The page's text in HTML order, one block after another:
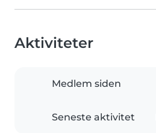
Aktiviteter
Medlem siden
Seneste aktivitet